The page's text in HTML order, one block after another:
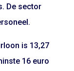
De sector
is 13,27
16 euro